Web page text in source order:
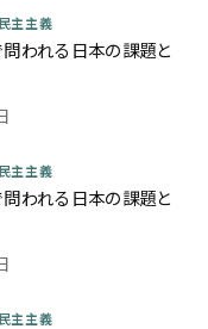
主主義
問われる日本の課題と
主主義
問われる日本の課題と
主主義